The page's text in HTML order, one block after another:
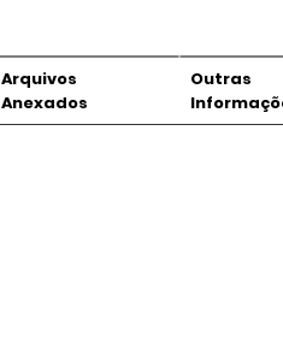
Arquivos
Anexados
Outras